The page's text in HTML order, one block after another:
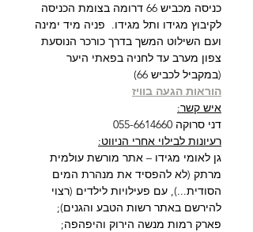
כניסה מכביש 66 דרומה בצומת הכניסה
לקיבוץ מגידו ותל מגידו.  פניה מיד ימינה
ועם השילוט המשך בדרך כורכר הנוסעת
צפון מערב עד לחניה בפאתי היער
(במקביל לכביש 66)
הוראות הגעה בוויז
איש קשר:
דני סרוקה 055-6614660
רעיונות לבילוי אחרי הניווט:
גן לאומי מגידו – אתר מורשת עולמית
מרתק (לא להפסיד את מנהרת המים
הסודית...), עם פעילויות לילדים (רצוי
להירשם באתר רשות הטבע והגנים);
פארק רמות מנשה הירוק והיפהפה;